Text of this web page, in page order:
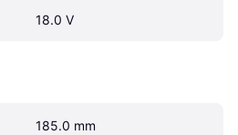
18.0 V
185.0 mm